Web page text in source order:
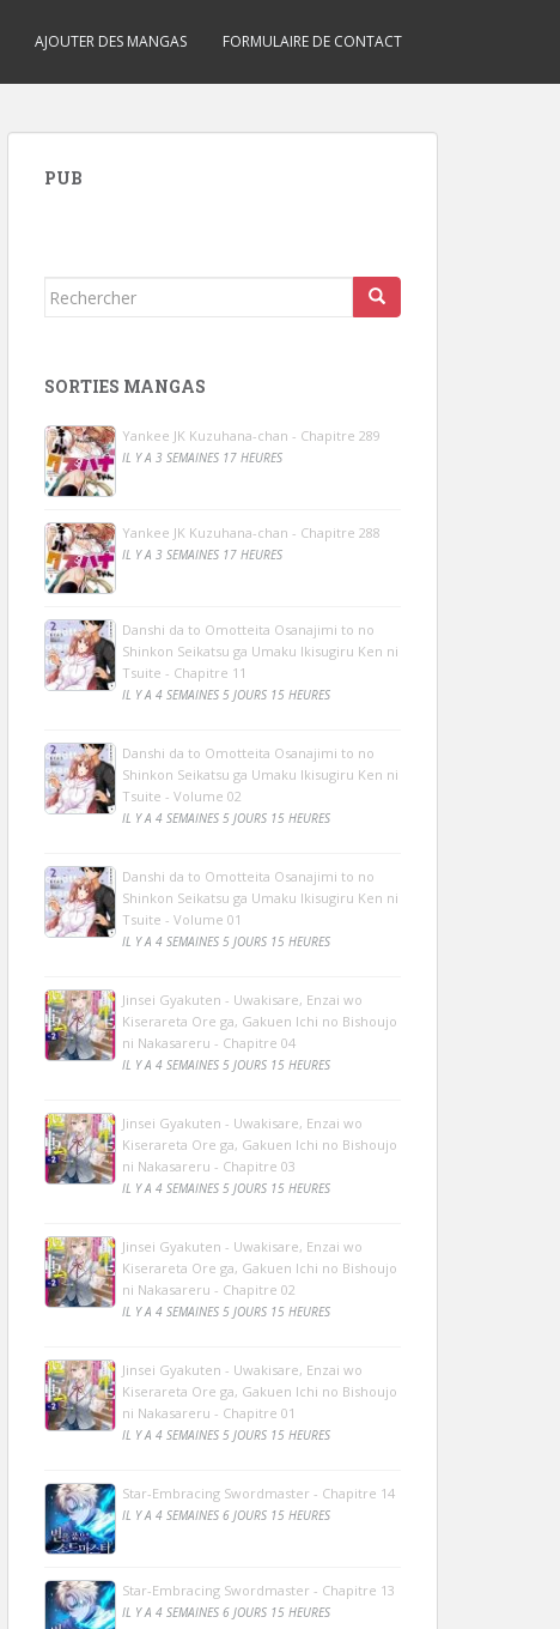
AJOUTER DES MANGAS FORMULAIRE DE CONTACT
PUB
Rechercher...
SORTIES MANGAS
Yankee JK Kuzuhana-chan - Chapitre 289
IL Y A 3 SEMAINES 17 HEURES
Yankee JK Kuzuhana-chan - Chapitre 288
IL Y A 3 SEMAINES 17 HEURES
Danshi da to Omotteita Osanajimi to no
Shinkon Seikatsu ga Umaku Ikisugiru Ken ni
Tsuite - Chapitre 11
IL Y A 4 SEMAINES 5 JOURS 15 HEURES
Danshi da to Omotteita Osanajimi to no
Shinkon Seikatsu ga Umaku Ikisugiru Ken ni
Tsuite - Volume 02
IL Y A 4 SEMAINES 5 JOURS 15 HEURES
Danshi da to Omotteita Osanajimi to no
Shinkon Seikatsu ga Umaku Ikisugiru Ken ni
Tsuite - Volume 01
IL Y A 4 SEMAINES 5 JOURS 15 HEURES
Jinsei Gyakuten - Uwakisare, Enzai wo
Kiserareta Ore ga, Gakuen Ichi no Bishoujo
ni Nakasareru - Chapitre 04
IL Y A 4 SEMAINES 5 JOURS 15 HEURES
Jinsei Gyakuten - Uwakisare, Enzai wo
Kiserareta Ore ga, Gakuen Ichi no Bishoujo
ni Nakasareru - Chapitre 03
IL Y A 4 SEMAINES 5 JOURS 15 HEURES
Jinsei Gyakuten - Uwakisare, Enzai wo
Kiserareta Ore ga, Gakuen Ichi no Bishoujo
ni Nakasareru - Chapitre 02
IL Y A 4 SEMAINES 5 JOURS 15 HEURES
Jinsei Gyakuten - Uwakisare, Enzai wo
Kiserareta Ore ga, Gakuen Ichi no Bishoujo
ni Nakasareru - Chapitre 01
IL Y A 4 SEMAINES 5 JOURS 15 HEURES
Star-Embracing Swordmaster - Chapitre 14
IL Y A 4 SEMAINES 6 JOURS 15 HEURES
Star-Embracing Swordmaster - Chapitre 13
IL Y A 4 SEMAINES 6 JOURS 15 HEURES